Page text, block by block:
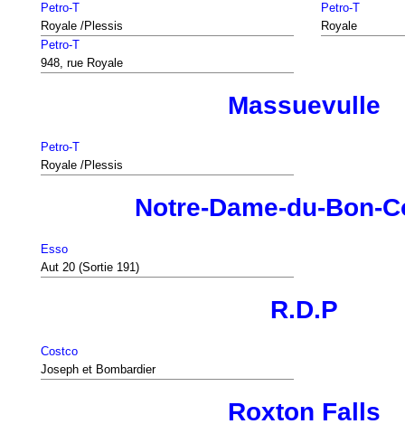
Petro-T
Royale /Plessis
Petro-T
Royale
Petro-T
948, rue Royale
Massuevulle
Petro-T
Royale /Plessis
Notre-Dame-du-Bon-
Esso
Aut 20 (Sortie 191)
R.D.P
Costco
Joseph et Bombardier
Roxton Falls